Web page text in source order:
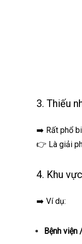
3. Thiếu
➡️ Rất phổ
👉 Là giải
4. Khu
➡️ Ví dụ:
Bệnh viện